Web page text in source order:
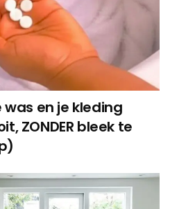
en je kleding
ZONDER bleek te